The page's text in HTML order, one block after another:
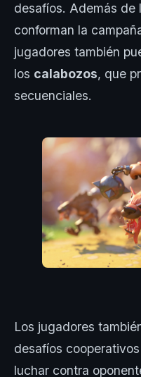
desafíos. Además de
conforman la
jugadores también
los calabozos, que
secuenciales.
Los jugadores
desafíos
luchar contra